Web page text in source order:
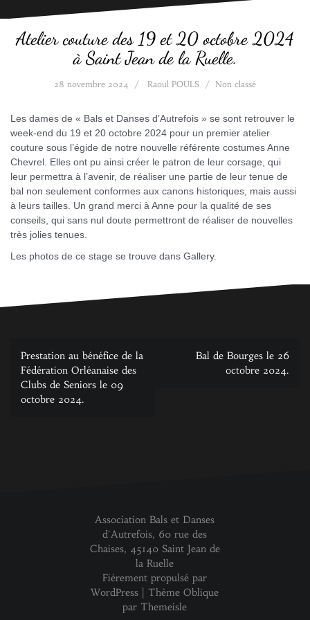
Atelier couture des 19 et 20 octobre 2024
à Saint Jean de la Ruelle.
28 novembre 2024 Raoul POULS Non classé
Les dames de « Bals et Danses d’Autrefois » se sont retrouver le
week-end du 19 et 20 octobre 2024 pour un premier atelier
couture sous l’égide de notre nouvelle référente costumes Anne
Chevrel. Elles ont pu ainsi créer le patron de leur corsage, qui
leur permettra à l’avenir, de réaliser une partie de leur tenue de
bal non seulement conformes aux canons historiques, mais aussi
à leurs tailles. Un grand merci à Anne pour la qualité de ses
conseils, qui sans nul doute permettront de réaliser de nouvelles
très jolies tenues.
Les photos de ce stage se trouve dans Gallery.
Navigation
de
l’article
Prestation au bénéfice de la
Fédération Orléanaise des
Clubs de Seniors le 09
octobre 2024.
Bal de Bourges le 26
octobre 2024.
Association Bals et Danses
d'Autrefois, 60 rue des
Chaises, 45140 Saint Jean de
la Ruelle
Fièrement propulsé par
WordPress
ThèmeOblique
par Themeisle